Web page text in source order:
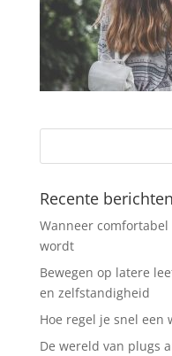
Recente berichten
Wanneer
wordt
Bewegen op latere
en zelfstandigheid
Hoe regel je snel een
De wereld van plugs